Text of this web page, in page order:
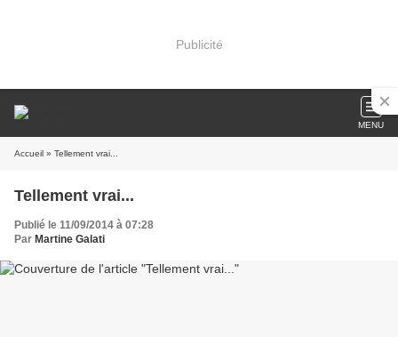
Publicité
MENU
Accueil » Tellement vrai...
Tellement vrai...
Publié le 11/09/2014 à 07:28
Par Martine Galati